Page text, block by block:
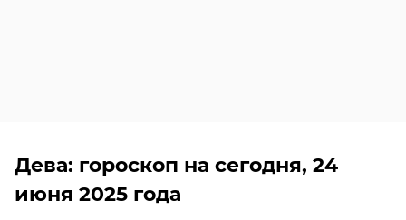
Дева: гороскоп на сегодня, 24
июня 2025 года